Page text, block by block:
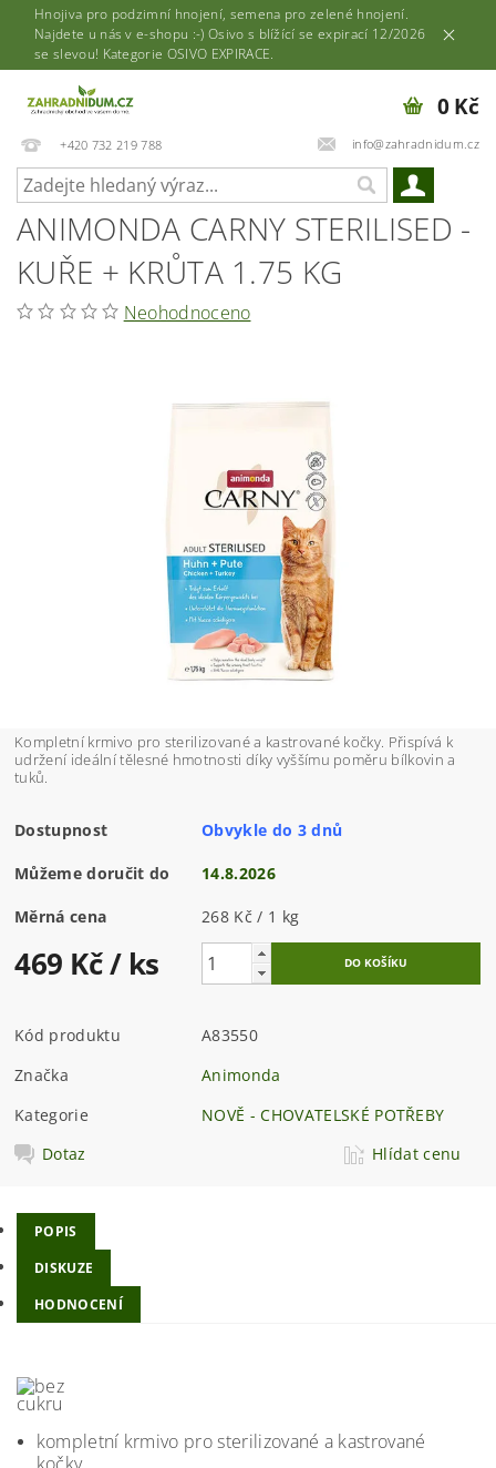
Hnojiva pro podzimní hnojení, semena pro zelené hnojení.
Najdete u nás v e-shopu :-) Osivo s blížící se expirací 12/2026
se slevou! Kategorie OSIVO EXPIRACE.
+420 732 219 788 info@zahradnidum.cz
0 Kč
ANIMONDA CARNY STERILISED -
KUŘE + KRŮTA 1.75 KG
Neohodnoceno
Kompletní krmivo pro sterilizované a kastrované kočky. Přispívá k
udržení ideální tělesné hmotnosti díky vyššímu poměru bílkovin a
tuků.
Dostupnost Obvykle do 3 dnů
Můžeme doručit do 14.8.2026
Měrná cena 268 Kč / 1 kg
469 Kč/ ks
Kód produktu
A83550
Značka
Animonda
Kategorie
NOVĚ - CHOVATELSKÉ POTŘEBY
Dotaz
Hlídat cenu
POPIS
DISKUZE
HODNOCENÍ
kompletní krmivo pro sterilizované a kastrované
kočky